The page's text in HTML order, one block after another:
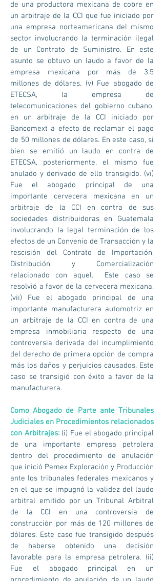
de una productora mexicana de cobre en
un arbitraje de la CCI que fue iniciado por
una empresa norteamericana del mismo
sector involucrando la terminación ilegal
de un Contrato de Suministro. En este
asunto se obtuvo un laudo a favor de la
empresa mexicana por más de 3.5
millones de dólares. (v) Fue abogado de
ETECSA, la empresa de
telecomunicaciones del gobierno cubano,
en un arbitraje de la CCI iniciado por
Bancomext a efecto de reclamar el pago
de 50 millones de dólares. En este caso, si
bien se emitió un laudo en contra de
ETECSA, posteriormente, el mismo fue
anulado y derivado de ello transigido. (vi)
Fue el abogado principal de una
importante cervecera mexicana en un
arbitraje de la CCI en contra de sus
sociedades distribuidoras en Guatemala
involucrando la legal terminación de los
efectos de un Convenio de Transacción y la
rescisión del Contrato de Importación,
Distribución y Comercialización
relacionado con aquel. Este caso se
resolvió a favor de la cervecera mexicana.
(vii) Fue el abogado principal de una
importante manufacturera automotriz en
un arbitraje de la CCI en contra de una
empresa inmobiliaria respecto de una
controversia derivada del incumplimiento
del derecho de primera opción de compra
más los daños y perjuicios causados. Este
caso se transigió con éxito a favor de la
manufacturera.
Como Abogado de Parte ante Tribunales
Judiciales en Procedimientos relacionados
con Arbitrajes:(i) Fue el abogado principal
de una importante empresa petrolera
dentro del procedimiento de anulación
que inició Pemex Exploración y Producción
ante los tribunales federales mexicanos y
en el que se impugnó la validez del laudo
arbitral emitido por un Tribunal Arbitral
de la CCI en una controversia de
construcción por más de 120 millones de
dólares. Este caso fue transigido después
de haberse obtenido una decisión
favorable para la empresa petrolera. (ii)
Fue el abogado principal en un